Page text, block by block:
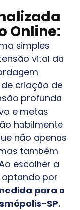
Online:
simples
vital da
criação de
profunda
e metas
habilmente
não apenas
também
escolher a
optando por
para o
SP.